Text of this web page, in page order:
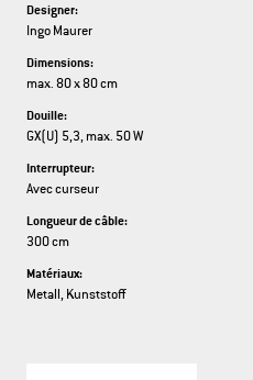
Designer:
Ingo Maurer
Dimensions:
max. 80 x 80 cm
Douille:
GX(U) 5,3, max. 50 W
Interrupteur:
Avec curseur
Longueur de câble:
300 cm
Matériaux:
Metall, Kunststoff